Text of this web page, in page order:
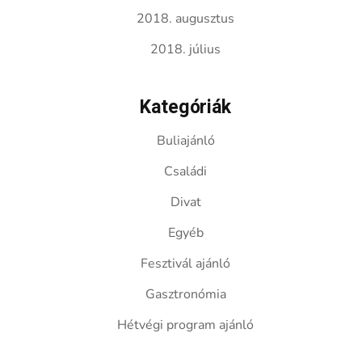
2018. augusztus
2018. július
Kategóriák
Buliajánló
Családi
Divat
Egyéb
Fesztivál ajánló
Gasztronómia
Hétvégi program ajánló